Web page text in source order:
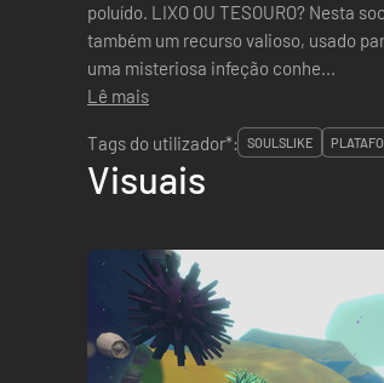
poluído. LIXO OU TESOURO? Nesta sociedade subaquática, o lixo não é só uma forma de vida, é
também um recurso valioso, usado
uma misteriosa infeção conhe...
Lê mais
Tags do utilizador*:
SOULSLIKE
Visuais